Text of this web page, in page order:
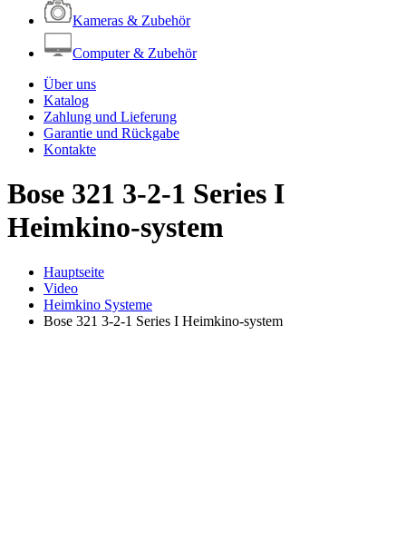
Kameras & Zubehör
Computer & Zubehör
Über uns
Katalog
Zahlung und Lieferung
Garantie und Rückgabe
Kontakte
Bose 321 3-2-1 Series I
Heimkino-system
Hauptseite
Video
Heimkino Systeme
Bose 321 3-2-1 Series I Heimkino-system